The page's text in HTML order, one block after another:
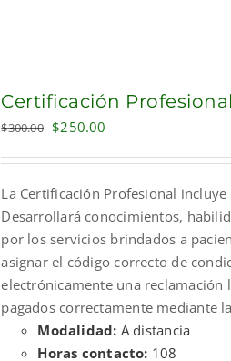
Certificación
$300.00 Original
$300.00.
$250.00
$250.00.
La Certificación Profesional
Desarrollará conocimientos,
por los servicios brindados a
asignar el código correcto de
electrónicamente una
pagados correctamente mediante
Modalidad: A distancia
Horas contacto: 108